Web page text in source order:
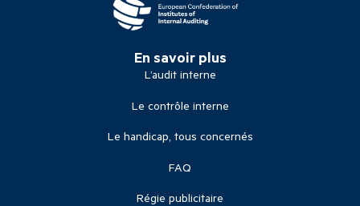
En savoir plus
L’audit interne
Le contrôle interne
Le handicap, tous concernés
FAQ
Régie publicitaire